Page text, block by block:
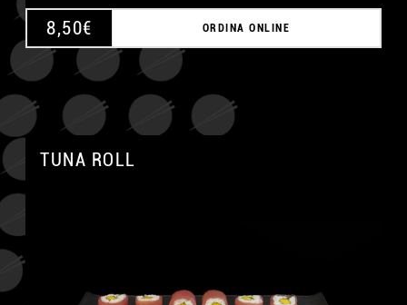
8,50€ ORDINA ONLINE
TUNA ROLL